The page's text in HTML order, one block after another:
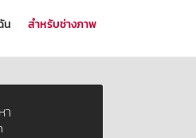
น สำหรับช่างภาพ
า